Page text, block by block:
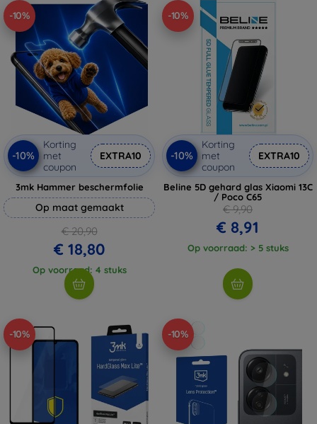
-10%
-10%
Korting
met
coupon
EXTRA10
3mk Hammer beschermfolie
Op maat gemaakt
€ 20,90
€ 18,80
Op voorraad: 4 stuks
-10%
-10%
Korting
met
coupon
EXTRA10
Beline 5D gehard glas Xiaomi 13C
/ Poco C65
€ 9,90
€ 8,91
Op voorraad: > 5 stuks
-10% -10%